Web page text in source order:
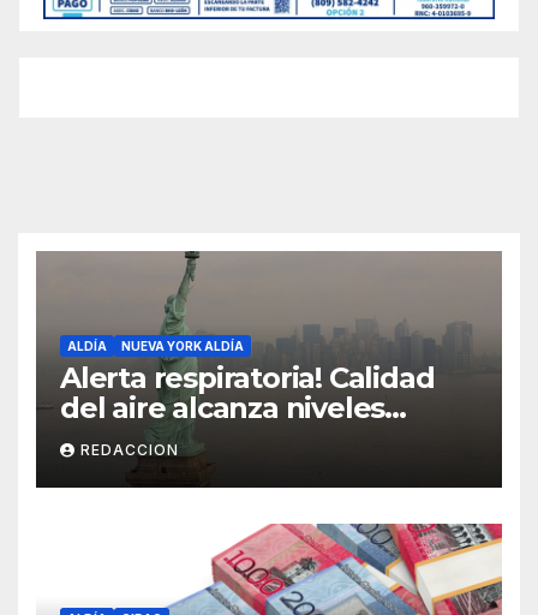
ALDÍA NUEVA YORK ALDÍA
Alerta respiratoria! Calidad
del aire alcanza niveles
peligrosos en NYC
REDACCION